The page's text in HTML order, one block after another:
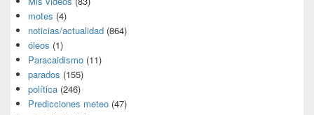
motes (4)
noticias/actualidad (864)
óleos (1)
Paracaidismo (11)
parados (155)
política (246)
Predicciones meteo (47)